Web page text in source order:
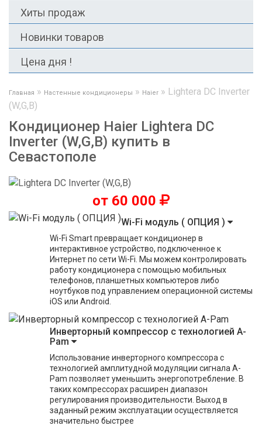
Хиты продаж
Новинки товаров
Цена дня !
Главная » Настенные кондиционеры » Haier » Lightera DC Inverter
(W,G,B)
Кондиционер Haier Lightera DC
Inverter (W,G,B) купить в
Севастополе
от 60 000
Wi-Fi модуль ( ОПЦИЯ )
Wi-Fi Smart превращает кондиционер в
интерактивное устройство, подключенное к
Интернет по сети Wi-Fi. Мы можем контролировать
работу кондиционера с помощью мобильных
телефонов, планшетных компьютеров либо
ноутбуков под управлением операционной системы
iOS или Android.
Инверторный компрессор с технологией A-
Pam
Использование инверторного компрессора с
технологией амплитудной модуляции сигнала A-
Pam позволяет уменьшить энергопотребление. В
таких компрессорах расширен диапазон
регулирования производительности. Выход в
заданный режим эксплуатации осуществляется
значительно быстрее